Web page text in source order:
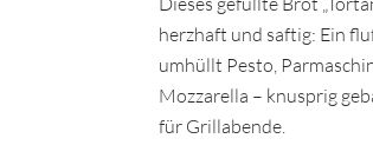
Dieses gefüllte Brot
herzhaft und saftig: Ein
umhüllt Pesto,
Mozzarella – knusprig
für Grillabende.